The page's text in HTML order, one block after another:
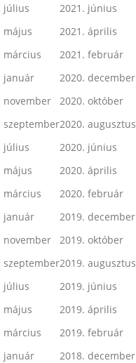
július
2021. június
május
2021. április
március
2021. február
január
2020. december
november
2020. október
szeptember2020. augusztus
július
2020. június
május
2020. április
március
2020. február
január
2019. december
november
2019. október
szeptember2019. augusztus
július
2019. június
május
2019. április
március
2019. február
január
2018. december